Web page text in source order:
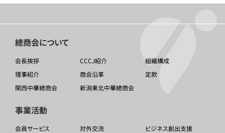
總商会について
会長挨拶 CCCJ紹介
組織構成
理事紹介
商会沿革
定款
関西中華總商会
新潟東北中華總商会
事業活動
会員サービス 対外交流
ビジネス創出支援